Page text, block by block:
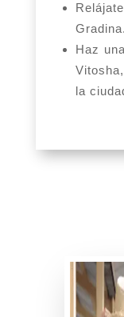
Gradina.
Haz
la